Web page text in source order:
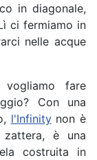
in diagonale,
ci fermiamo in
nelle acque
fare
Con una
l'Infinitynon è
è una
costruita in